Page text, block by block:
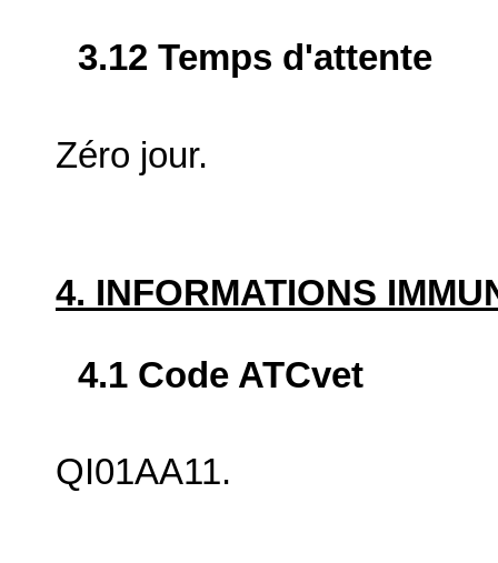
3.12 Temps d'attente
Zéro jour.
4. INFORMATIONS
4.1 Code ATCvet
QI01AA11.